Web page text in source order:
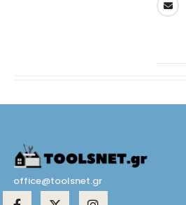
office@toolsnet.gr